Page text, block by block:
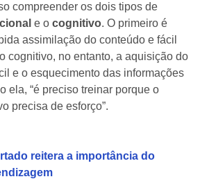
compreender os dois tipos de
e o cognitivo. O primeiro é
assimilação do conteúdo e fácil
cognitivo, no entanto, a aquisição do
e o esquecimento das informações
ela, “é preciso treinar porque o
precisa de esforço”.
reitera a importância do